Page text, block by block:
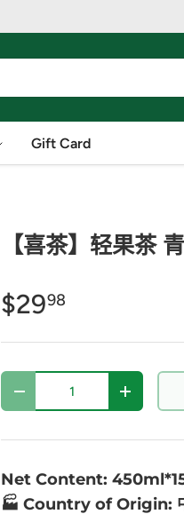
Gift Card
【喜茶】轻果茶
$2998
数量
- +
Net Content:
🏭 Country of Origin: